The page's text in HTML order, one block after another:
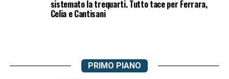
sistemato la trequarti. Tutto tace per Ferrara,
Celia e Cantisani
PRIMO PIANO